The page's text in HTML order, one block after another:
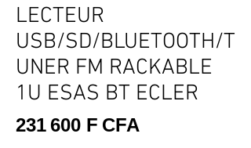
LECTEUR
USB/SD/BLUETOOTH/T
UNER FM RACKABLE
1U ESAS BT ECLER
231 600 F CFA